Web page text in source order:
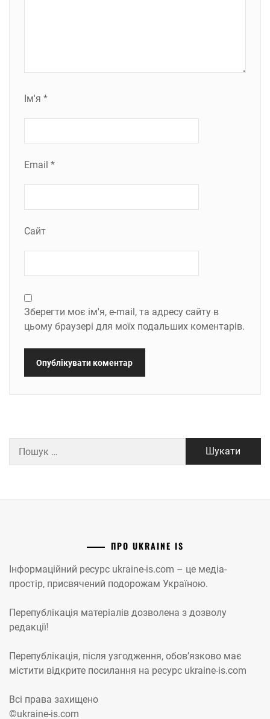
Ім'я *
Email *
Сайт
Зберегти моє ім'я, e-mail, та адресу сайту в
цьому браузері для моїх подальших коментарів.
ПРО UKRAINE IS
Інформаційний ресурс ukraine-is.com – це медіа-
простір, присвячений подорожам Україною.
Перепублікація матеріалів дозволена з дозволу
редакції!
Перепублікація, після узгодження, обов’язково має
містити відкрите посилання на ресурс ukraine-is.com
Всі права захищено
©ukraine-is.com